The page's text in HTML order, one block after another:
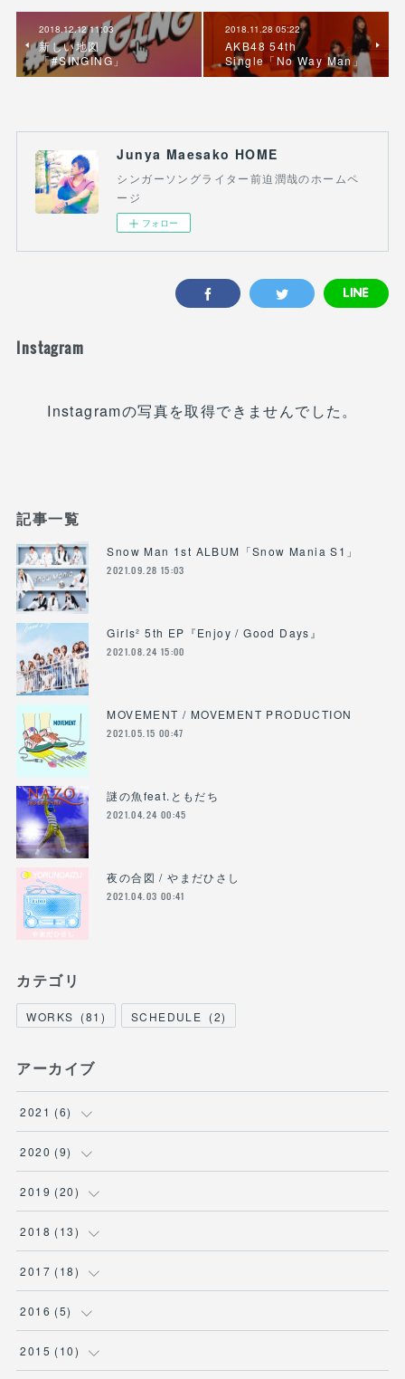
2018.12.12 11:03
新しい地図
「#SINGING」
2018.11.28 05:22
AKB48 54th
Single「No Way Man」
Junya Maesako HOME
シンガーソングライター前迫潤哉のホームペ
ージ
フォロー
Instagram
Instagramの写真を取得できませんでした。
記事一覧
Snow Man 1st ALBUM「Snow Mania S1」
2021.09.28 15:03
Girls² 5th EP『Enjoy / Good Days』
2021.08.24 15:00
MOVEMENT / MOVEMENT PRODUCTION
2021.05.15 00:47
謎の魚feat.ともだち
2021.04.24 00:45
夜の合図 / やまだひさし
2021.04.03 00:41
カテゴリ
WORKS (81 ) SCHEDULE (2)
アーカイブ
2021 (6)
(1
(1)
(1)
( 2 )
2020 (9)
(1)
(1)
(3)
(1
2019 (20)
(3)
(1)
(3
( 6 )
2018 (13)
(3)
(2
(1)
2017 (18)
(2
(1)
2016 (5)
(1)
2015 (10)